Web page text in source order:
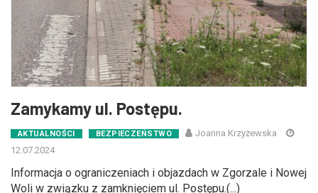
Zamykamy ul. Postępu.
AKTUALNOŚCI BEZPIECZEŃSTWO
Joanna Krzyżewska
12.07.2024
Informacja o ograniczeniach i objazdach w Zgorzale i Nowej
Woli w związku z zamknięciem ul. Postępu.(...)